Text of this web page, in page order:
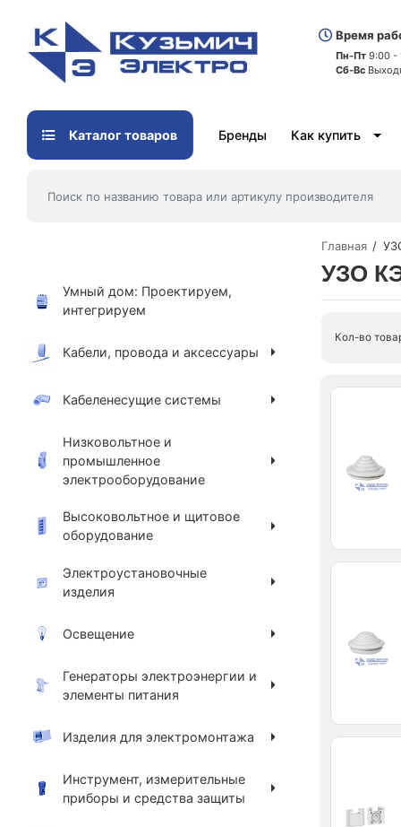
Время
Пн-Пт 9:00 -
Сб-Вс
Каталог товаров Бренды Как купить
Главная
УЗО
Кол-во
Умный дом: Проектируем,
интегрируем
Кабели, провода и аксессуары
Кабеленесущие системы
Низковольтное и
промышленное
электрооборудование
Высоковольтное и щитовое
оборудование
Электроустановочные
изделия
Освещение
Генераторы электроэнергии и
элементы питания
Изделия для электромонтажа
Инструмент, измерительные
приборы и средства защиты